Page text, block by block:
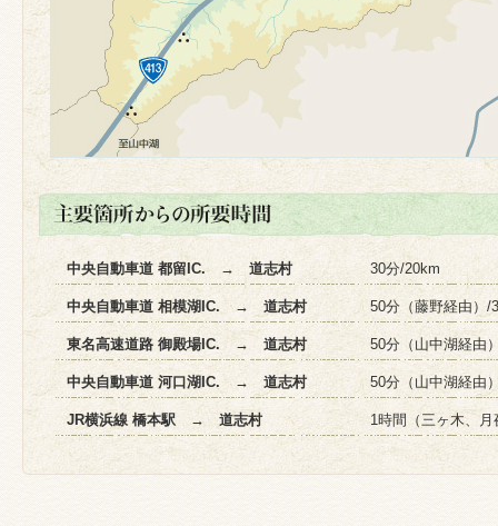
中央自動車道 都留IC. → 道志村 30分/20km
中央自動車道 相模湖IC. → 道志村 50分（藤野経由）/
東名高速道路 御殿場IC. → 道志村 50分（山中湖経由
中央自動車道 河口湖IC. → 道志村 50分（山中湖経由
JR横浜線 橋本駅 → 道志村 1時間（三ヶ木、